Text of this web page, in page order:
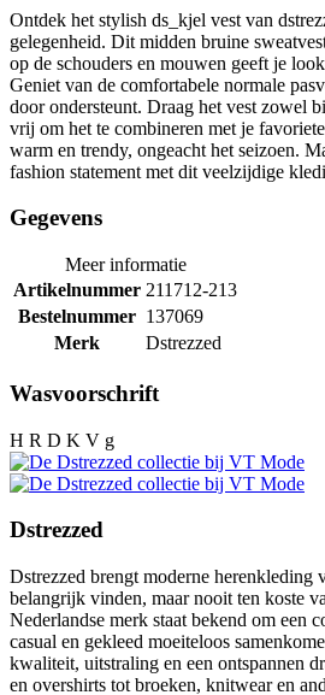
Ontdek het stylish ds_kjel vest van
gelegenheid. Dit midden bruine
op de schouders en mouwen geeft je
Geniet van de comfortabele normale
door ondersteunt. Draag het vest zowel
vrij om het te combineren met je
warm en trendy, ongeacht het seizoen.
fashion statement met dit veelzijdige
Gegevens
Meer informatie
Artikelnummer 211712-213
Bestelnummer 137069
Merk
Dstrezzed
Wasvoorschrift
H R D K V g
Dstrezzed
Dstrezzed brengt moderne herenkleding
belangrijk vinden, maar nooit ten koste
Nederlandse merk staat bekend om een
casual en gekleed moeiteloos
kwaliteit, uitstraling en een ontspannen
en overshirts tot broeken, knitwear en